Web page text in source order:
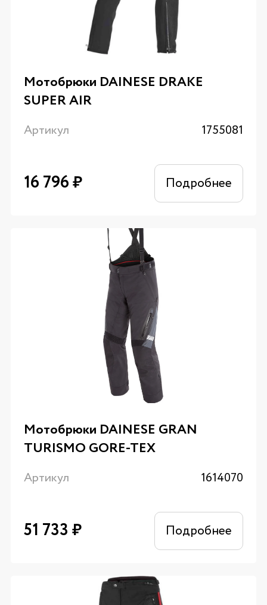
Мотобрюки DAINESE DRAKE
SUPER AIR
Артикул 1755081
16 796₽ Подробнее
Мотобрюки DAINESE GRAN
TURISMO GORE-TEX
Артикул 1614070
51 733 ₽ Подробнее